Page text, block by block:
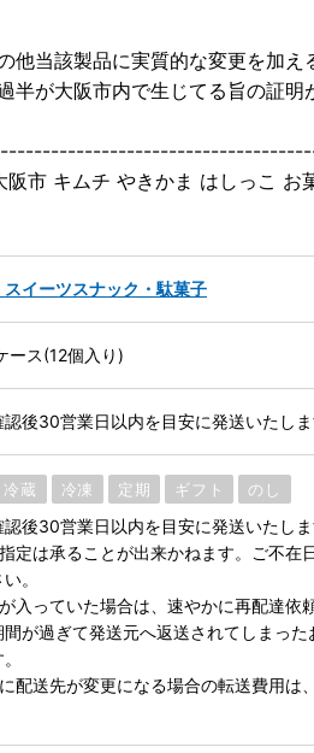
他当該製品に実質的な変更を加え
半が大阪市内で生じてる旨の証
市 キムチ やきかま はしっこ お
スイーツスナック・駄菓子
ース(12個入り)
認後30営業日以内を目安に発送いたしま
冷蔵 冷凍 定期 ギフト のし
認後30営業日以内を目安に発送いたしま
定は承ることが出来かねます。ご不在
。
入っていた場合は、速やかに再配達依
が過ぎて発送元へ返送されてしまった
配送先が変更になる場合の転送費用は